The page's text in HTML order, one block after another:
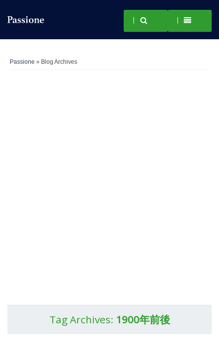
Passione » Blog Archives
Tag Archives: 1900年前後